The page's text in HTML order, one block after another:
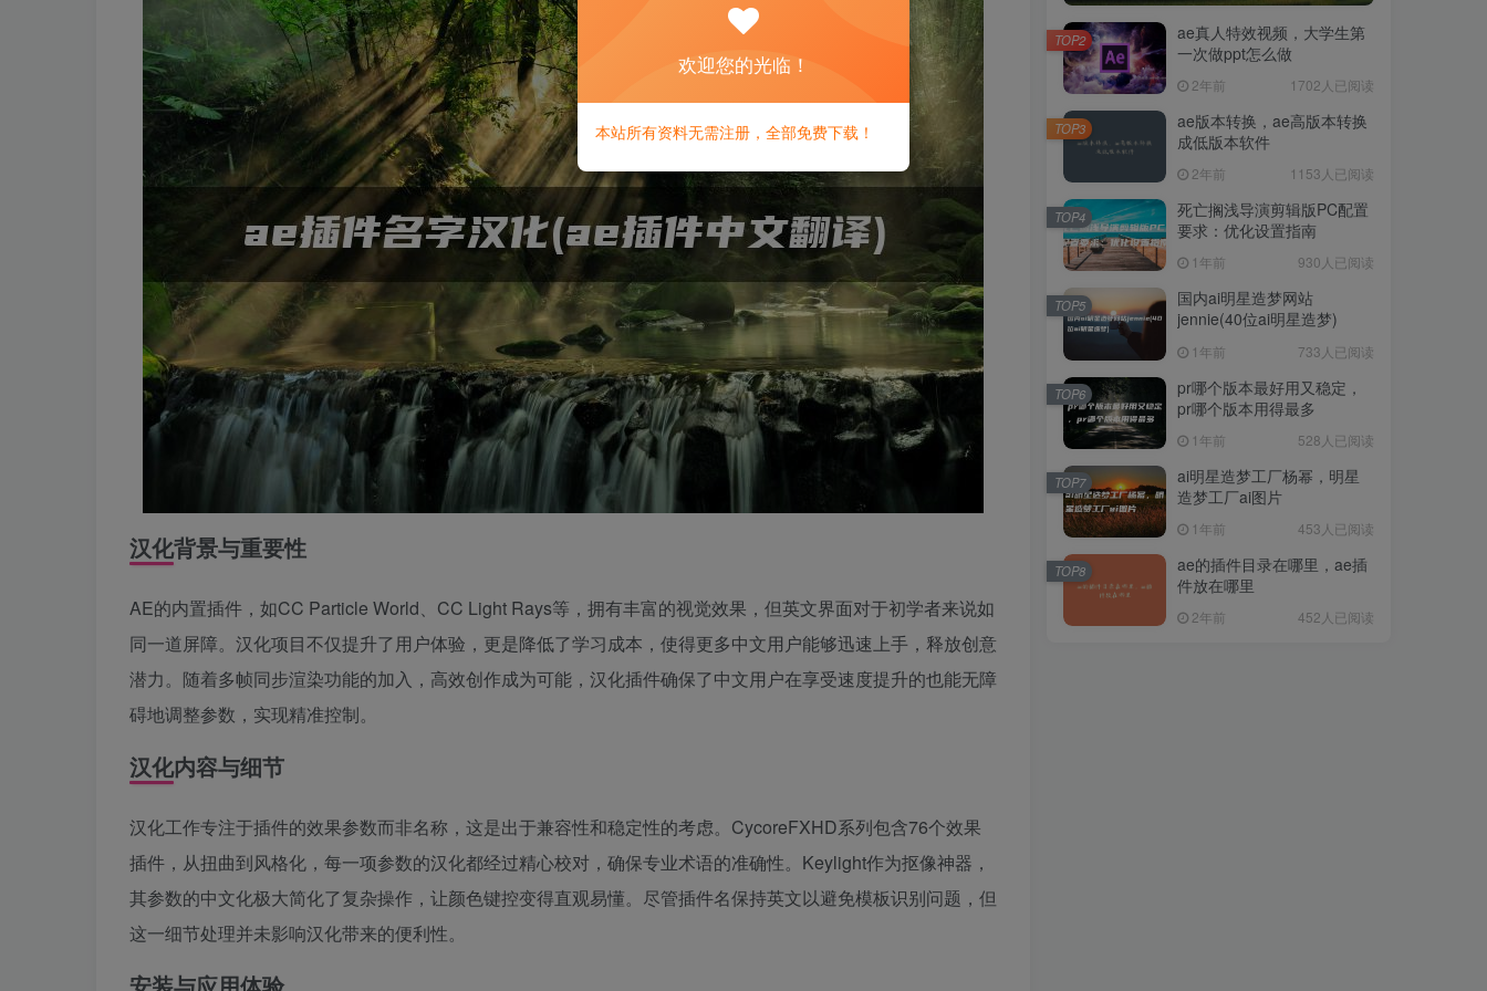
汉化背景与重要性
AE的内置插件，如CC Particle World、CC Light Rays等，拥有丰富的视觉效果，但英文界面对于初学者来说如
同一道屏障。汉化项目不仅提升了用户体验，更是降低了学习成本，使得更多中文用户能够迅速上手，释放创意
潜力。随着多帧同步渲染功能的加入，高效创作成为可能，汉化插件确保了中文用户在享受速度提升的也能无障
碍地调整参数，实现精准控制。
汉化内容与细节
汉化工作专注于插件的效果参数而非名称，这是出于兼容性和稳定性的考虑。CycoreFXHD系列包含76个效果
插件，从扭曲到风格化，每一项参数的汉化都经过精心校对，确保专业术语的准确性。Keylight作为抠像神器，
其参数的中文化极大简化了复杂操作，让颜色键控变得直观易懂。尽管插件名保持英文以避免模板识别问题，但
这一细节处理并未影响汉化带来的便利性。
ae真人特效视频，大学生第
一次做ppt怎么做
2年前 1702人已阅读
TOP2
ae版本转换，ae高版本转换
成低版本软件
2年前 1153人已阅读
TOP3
死亡搁浅导演剪辑版PC配置
要求：优化设置指南
1年前 930人已阅读
TOP4
国内ai明星造梦网站
jennie(40位ai明星造梦)
1年前 733人已阅读
TOP5
pr哪个版本最好用又稳定，
pr哪个版本用得最多
1年前 528人已阅读
TOP6
ai明星造梦工厂杨幂，明星
造梦工厂ai图片
1年前 453人已阅读
TOP7
ae的插件目录在哪里，ae插
件放在哪里
2年前 452人已阅读
TOP8
欢迎您的光临！
本站所有资料无需注册，全部免费下载！